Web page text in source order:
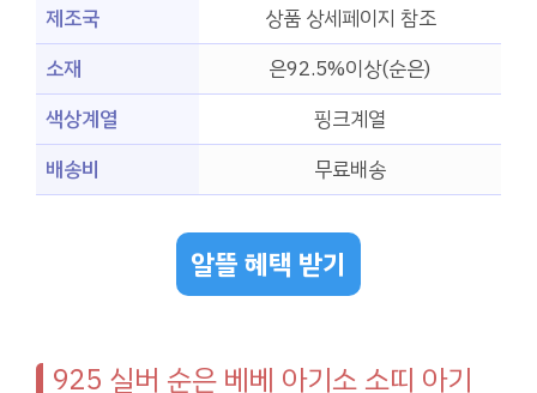
제조국
상품 상세페이지 참조
소재
은92.5%이상(순은)
색상계열
핑크계열
배송비
무료배송
알뜰 혜택 받기
925 실버 순은 베베 아기소 소띠 아기